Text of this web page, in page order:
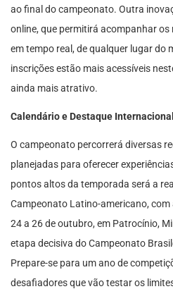
ao final do campeonato. Outra
online, que permitirá acompanhar os
em tempo real, de qualquer lugar do
inscrições estão mais acessíveis
ainda mais atrativo.
Calendário e Destaque Internacional
O campeonato percorrerá diversas
planejadas para oferecer
pontos altos da temporada será a
Campeonato Latino-americano,
24 a 26 de outubro, em Patrocínio,
etapa decisiva do Campeonato
Prepare-se para um ano de
desafiadores que vão testar os